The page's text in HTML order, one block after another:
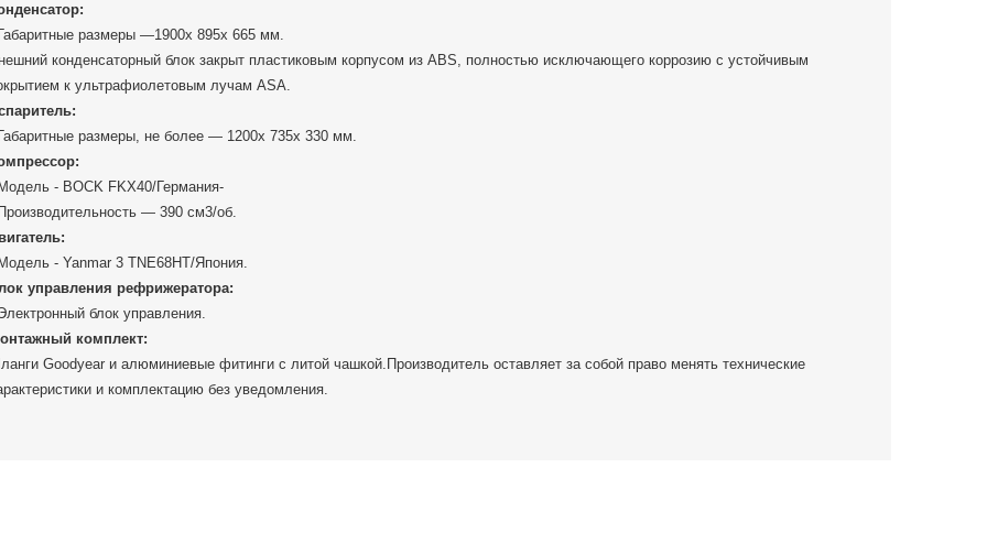
размеры —1900x 895x 665 мм.
конденсаторный блок закрыт пластиковым корпусом из ABS, полностью исключающего коррозию с устойчивым
к ультрафиолетовым лучам ASA.
размеры, не более — 1200x 735x 330 мм.
- BOCK FKX40/Германия-
— 390 см3/об.
- Yanmar 3 TNE68HT/Япония.
управления рефрижератора:
блок управления.
комплект:
Goodyear и алюминиевые фитинги с литой чашкой.Производитель оставляет за собой право менять технические
и комплектацию без уведомления.